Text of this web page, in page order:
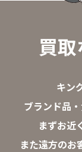
買
キン
ブランド品
まずお近
また遠方のお